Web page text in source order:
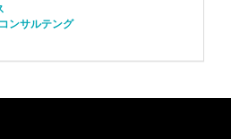
ンサルテング